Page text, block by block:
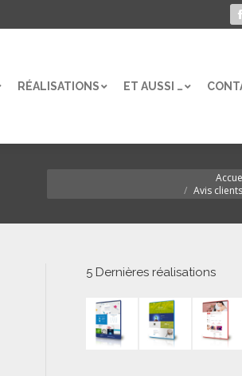
RÉALISATIONS ET AUSSI …
Avis
5 Dernières réalisations